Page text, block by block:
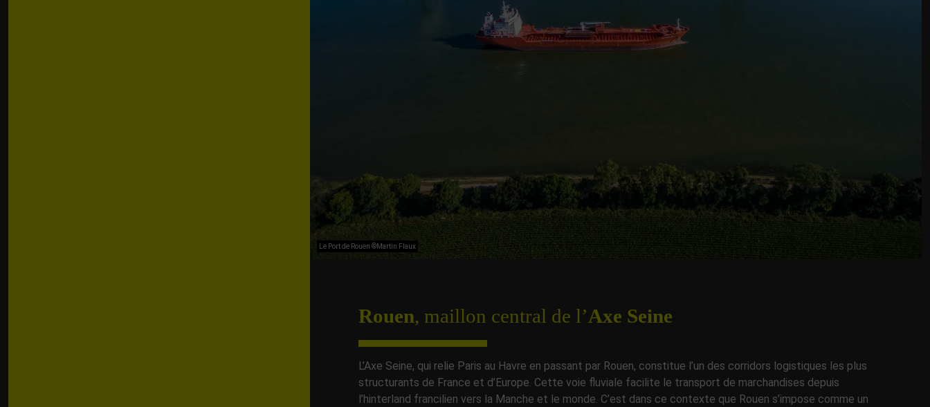
Le Port de Rouen ©Martin Flaux
Rouen, maillon central de l’Axe Seine
L’Axe Seine, qui relie Paris au Havre en passant par Rouen, constitue l’un des corridors logistiques les plus
structurants de France et d’Europe. Cette voie fluviale facilite le transport de marchandises depuis
l’hinterland francilien vers la Manche et le monde. C’est dans ce contexte que Rouen s’impose comme un